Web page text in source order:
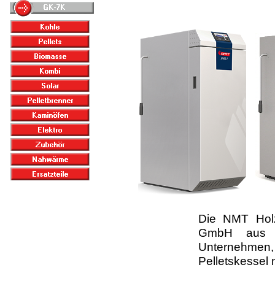
Die NMT
GmbH aus
Pelletskessel